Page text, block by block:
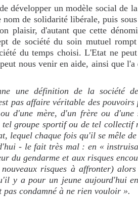
développer un modèle social de
de solidarité libérale, puis
plaisir, d'autant que cette
de société du soin mutuel
du temps choisi. L'Etat ne
nous venir en aide, ainsi que
une définition de la société
pas affaire véritable des
d'une mère, d'un frère ou
tel groupe sportif ou de tel
lequel chaque fois qu'il se mêle
- le fait très mal : en «
du gendarme et aux risques
risques à affronter)
y a pour un jeune aujourd'hui
condamné à ne rien vouloir ».